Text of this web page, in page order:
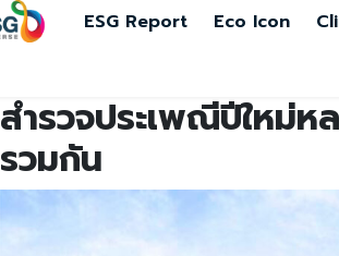
ESG Report Eco Icon
สำรวจประเพณีปีใหม่ห
รวมกัน